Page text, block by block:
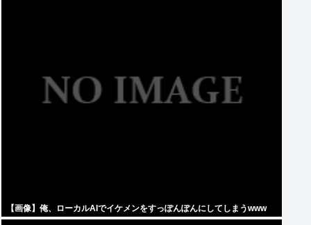
【画像】俺、ローカルAIでイケメンをすっぽんぽんにしてしまうwww